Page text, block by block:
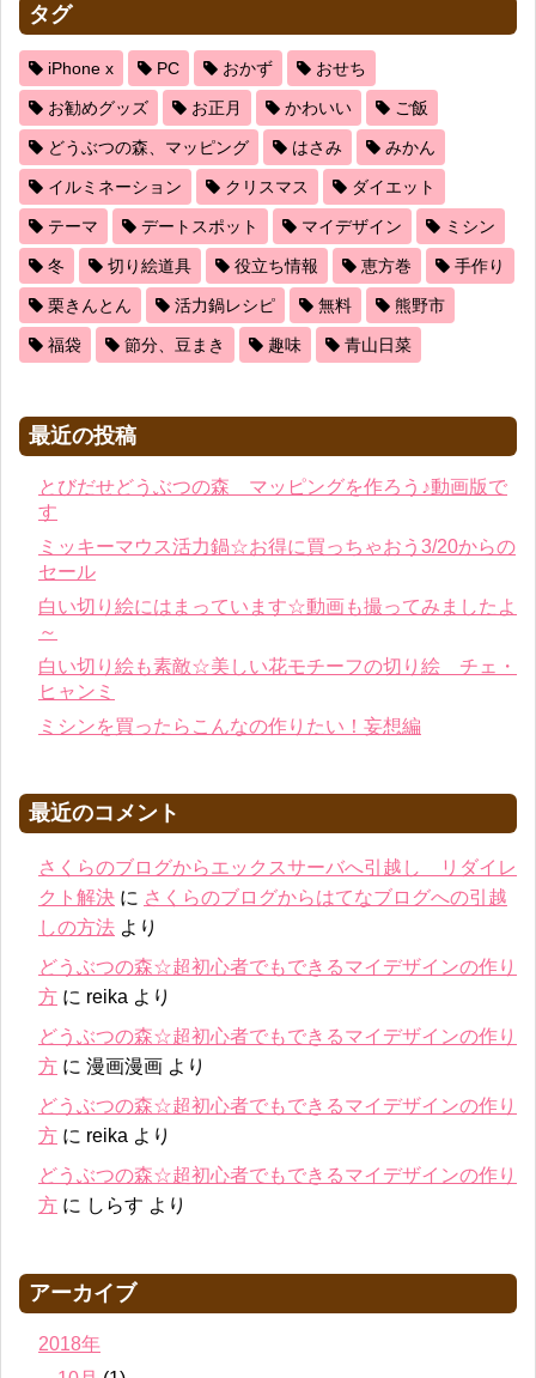
タグ
iPhone x PC おかず おせち
お勧めグッズ お正月 かわいい ご飯
どうぶつの森、マッピング はさみ みかん
イルミネーション クリスマス ダイエット
テーマ デートスポット マイデザイン ミシン
冬 切り絵道具 役立ち情報 恵方巻 手作り
栗きんとん 活力鍋レシピ 無料 熊野市
福袋 節分、豆まき 趣味 青山日菜
最近の投稿
とびだせどうぶつの森 マッピングを作ろう♪動画版で
す
ミッキーマウス活力鍋☆お得に買っちゃおう3/20からの
セール
白い切り絵にはまっています☆動画も撮ってみましたよ
～
白い切り絵も素敵☆美しい花モチーフの切り絵 チェ・
ヒャンミ
ミシンを買ったらこんなの作りたい！妄想編
最近のコメント
さくらのブログからエックスサーバへ引越し リダイレ
クト解決 に さくらのブログからはてなブログへの引越
しの方法 より
どうぶつの森☆超初心者でもできるマイデザインの作り
方 に reika より
どうぶつの森☆超初心者でもできるマイデザインの作り
方 に 漫画漫画 より
どうぶつの森☆超初心者でもできるマイデザインの作り
方 に reika より
どうぶつの森☆超初心者でもできるマイデザインの作り
方 に しらす より
アーカイブ
2018年